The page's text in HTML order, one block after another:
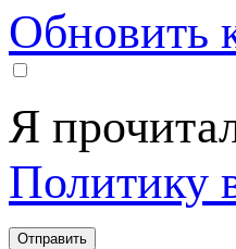
Обновить
Я
Политику